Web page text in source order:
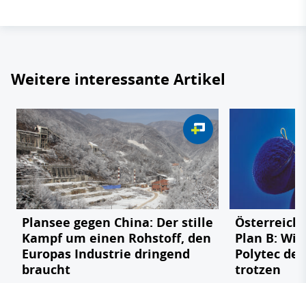
Weitere interessante Artikel
Plansee gegen China: Der stille
Kampf um einen Rohstoff, den
Europas Industrie dringend
braucht
Plan B:
Polytec
trotzen